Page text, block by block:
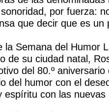
por fuerza:
que decir que es un
la Semana del Humor
de su ciudad natal,
del 80.º
del humor con el
espíritu con las nuevas